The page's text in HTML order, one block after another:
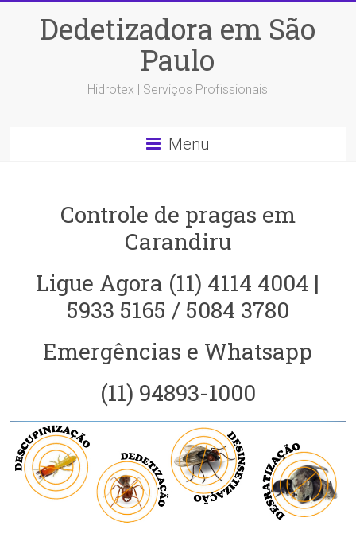
Dedetizadora em São
Paulo
Hidrotex | Serviços Profissionais
Menu
Controle de pragas em
Carandiru
Ligue Agora (11) 4114 4004 |
5933 5165 / 5084 3780
Emergências e Whatsapp
(11) 94893-1000